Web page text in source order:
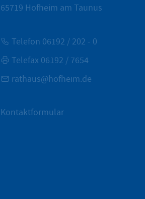
65719 Hofheim am Taunus
Telefon 06192 / 202 - 0
Telefax 06192 / 7654
rathaus@hofheim.de
Kontaktformular